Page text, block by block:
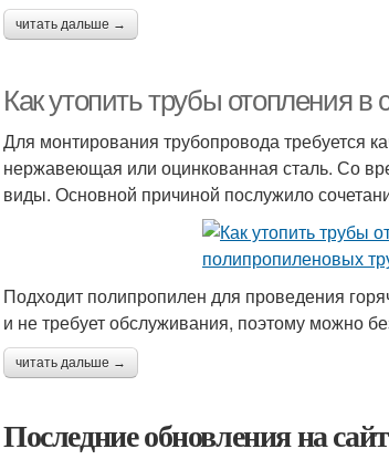
читать дальше →
Как утопить трубы отопления
Для монтирования трубопровода требуется
нержавеющая или оцинкованная сталь. Со
виды. Основной причиной послужило
Подходит полипропилен для проведения
и не требует обслуживания, поэтому можно
читать дальше →
Последние обновления на